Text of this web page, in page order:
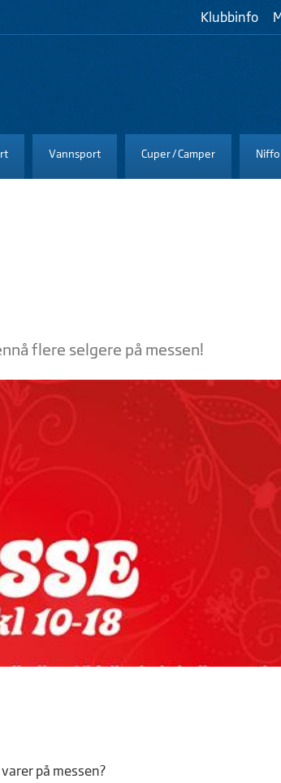
Klubbinfo
Vannsport Cuper / Camper
flere selgere på messen!
på messen?